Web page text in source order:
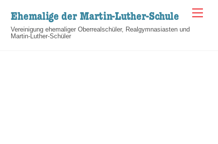
content
Ehemalige der Martin-Luther-Schule
Vereinigung ehemaliger Oberrealschüler, Realgymnasiasten und
Martin-Luther-Schüler